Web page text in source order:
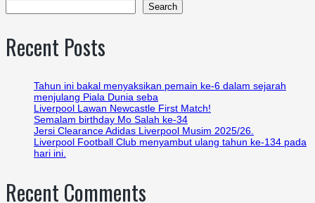
Search
Recent Posts
Tahun ini bakal menyaksikan pemain ke-6 dalam sejarah
menjulang Piala Dunia seba
Liverpool Lawan Newcastle First Match!
Semalam birthday Mo Salah ke-34
Jersi Clearance Adidas Liverpool Musim 2025/26.
Liverpool Football Club menyambut ulang tahun ke-134 pada
hari ini.
Recent Comments